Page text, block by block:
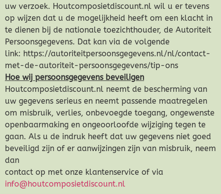
uw verzoek. Houtcomposietdiscount.nl wil u er tevens
op wijzen dat u de mogelijkheid heeft om een klacht in
te dienen bij de nationale toezichthouder, de Autoriteit
Persoonsgegevens. Dat kan via de volgende
link: https://autoriteitpersoonsgegevens.nl/nl/contact-
met-de-autoriteit-persoonsgegevens/tip-ons
Hoe wij persoonsgegevens beveiligen
Houtcomposietdiscount.nl neemt de bescherming van
uw gegevens serieus en neemt passende maatregelen
om misbruik, verlies, onbevoegde toegang, ongewenste
openbaarmaking en ongeoorloofde wijziging tegen te
gaan. Als u de indruk heeft dat uw gegevens niet goed
beveiligd zijn of er aanwijzingen zijn van misbruik, neem
dan
contact op met onze klantenservice of via
info@houtcomposietdiscount.nl